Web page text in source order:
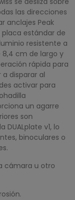
las direcciones
anclajes Peak
placa estándar de
resistente a
8,4 cm de largo y
rápida para
disparar al
activar para
un agarre
son
v1, lo
binoculares o
cámara u otro